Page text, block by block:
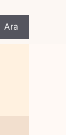
Ara